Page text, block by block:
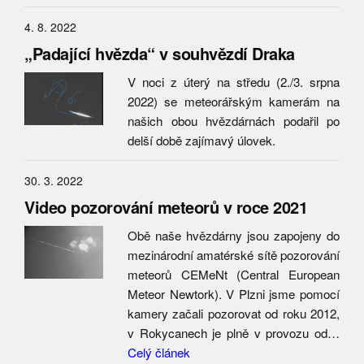
4. 8. 2022
„Padající hvězda“ v souhvězdí Draka
V noci z úterý na středu (2./3. srpna
2022) se meteorářským kamerám na
našich obou hvězdárnách podařil po
delší době zajímavý úlovek.
30. 3. 2022
Video pozorování meteorů v roce 2021
Obě naše hvězdárny jsou zapojeny do
mezinárodní amatérské sítě pozorování
meteorů CEMeNt (Central European
Meteor Newtork). V Plzni jsme pomocí
kamery začali pozorovat od roku 2012,
v Rokycanech je plně v provozu od…
Celý článek